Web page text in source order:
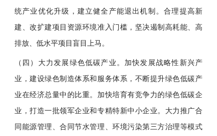
统产业优化升级，建立健全产能退出机制。合理提高新
建、改扩建项目资源环境准入门槛，坚决遏制高耗能、高
排放、低水平项目盲目上马。
（四）大力发展绿色低碳产业。加快发展战略性新兴产
业，建设绿色制造体系和服务体系，不断提升绿色低碳产
业在经济总量中的比重。加快培育有竞争力的绿色低碳企
业，打造一批领军企业和专精特新中小企业。大力推广合
同能源管理、合同节水管理、环境污染第三方治理等模式